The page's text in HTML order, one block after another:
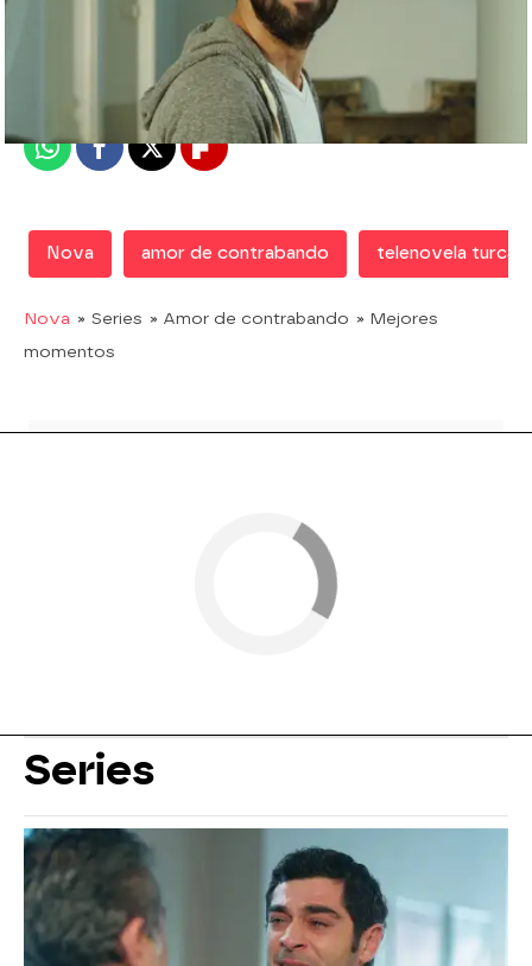
19 de noviembre de 2018, 21:00
WhatsappFacebook
X Flipboard
Nova amor de contrabando telenovela turca
Nova » Series » Amor de contrabando » Mejores
momentos
Series